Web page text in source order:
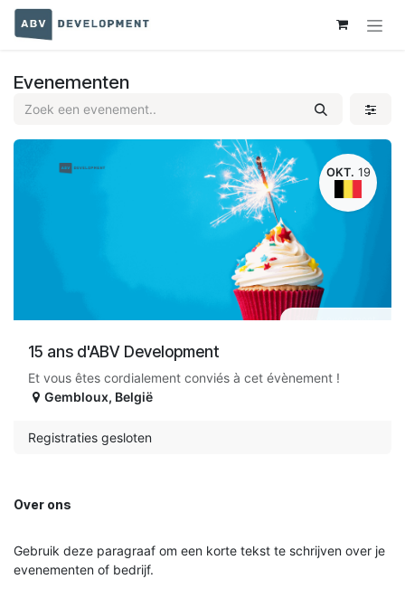
Overslaan naar inhoud
Evenementen
OKT. 19
15 ans d'ABV Development
Et vous êtes cordialement conviés à cet évènement !
Gembloux, België
Registraties gesloten
Over ons
Gebruik deze paragraaf om een korte tekst te schrijven over je
evenementen of bedrijf.